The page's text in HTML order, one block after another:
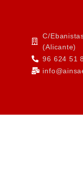
C/
(Alicante)
96 624 51